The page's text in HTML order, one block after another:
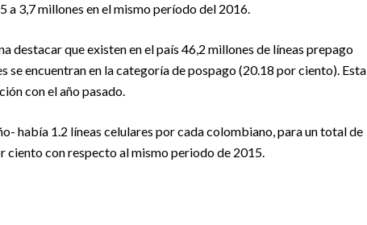
a 3,7 millones en el mismo período del 2016.
destacar que existen en el país 46,2 millones de líneas prepago
se encuentran en la categoría de pospago (20.18 por ciento). Esta
con el año pasado.
había 1.2 líneas celulares por cada colombiano, para un total de
ciento con respecto al mismo periodo de 2015.